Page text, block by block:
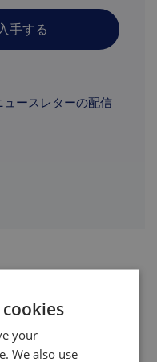
手する
ースレターの配信
your
We also use